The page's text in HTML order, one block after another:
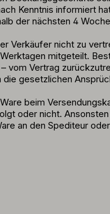
Kenntnis informiert
der nächsten 4
Verkäufer nicht zu
mitgeteilt.
vom Vertrag
gesetzlichen
beim
oder nicht.
an den Spediteur